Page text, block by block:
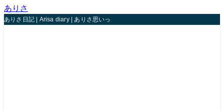
ありさ
ありさ日記 | Arisa diary | ありさ思いっきり人生楽しんじゃうね！